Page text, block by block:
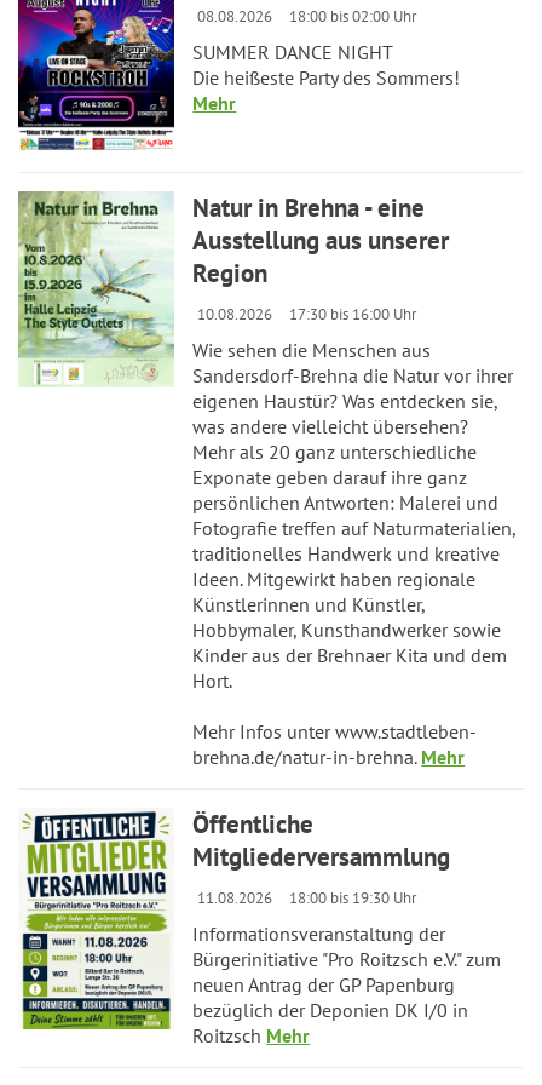
08.08.2026 18:00 bis 02:00 Uhr
SUMMER DANCE NIGHT
Die heißeste Party des Sommers!
Mehr
Natur in Brehna - eine
Ausstellung aus unserer
Region
10.08.2026 17:30 bis 16:00 Uhr
Wie sehen die Menschen aus
Sandersdorf-Brehna die Natur vor ihrer
eigenen Haustür? Was entdecken sie,
was andere vielleicht übersehen?
Mehr als 20 ganz unterschiedliche
Exponate geben darauf ihre ganz
persönlichen Antworten: Malerei und
Fotografie treffen auf Naturmaterialien,
traditionelles Handwerk und kreative
Ideen. Mitgewirkt haben regionale
Künstlerinnen und Künstler,
Hobbymaler, Kunsthandwerker sowie
Kinder aus der Brehnaer Kita und dem
Hort.
Mehr Infos unter www.stadtleben-
brehna.de/natur-in-brehna. Mehr
Öffentliche
Mitgliederversammlung
11.08.2026 18:00 bis 19:30 Uhr
Informationsveranstaltung der
Bürgerinitiative "Pro Roitzsch e.V." zum
neuen Antrag der GP Papenburg
bezüglich der Deponien DK I/0 in
Roitzsch Mehr